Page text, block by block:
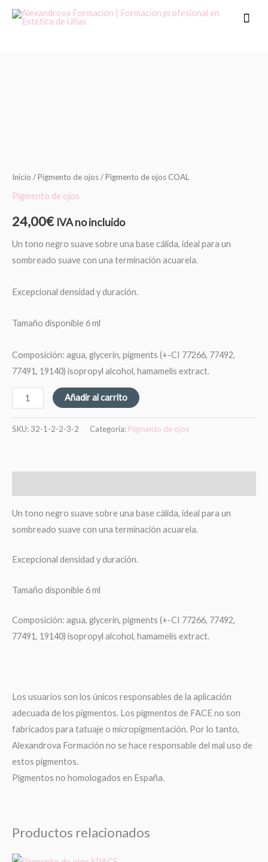
Inicio /Pigmento de ojos/ Pigmento de ojos COAL
Pigmento de ojos
24,00€ IVA no incluido
Un tono negro suave sobre una base cálida, ideal para un
sombreado suave con una terminación acuarela.
Excepcional densidad y duración.
Tamaño disponible 6 ml
Composición: agua, glycerin, pigments (+-CI 77266, 77492,
77491, 19140) isopropyl alcohol, hamamelis extract.
Añadir al carrito
SKU: 32-1-2-2-3-2 Categoría: Pigmento de ojos
Un tono negro suave sobre una base cálida, ideal para un
sombreado suave con una terminación acuarela.
Excepcional densidad y duración.
Tamaño disponible 6 ml
Composición: agua, glycerin, pigments (+-CI 77266, 77492,
77491, 19140) isopropyl alcohol, hamamelis extract.
Los usuarios son los únicos responsables de la aplicación
adecuada de los pigmentos. Los pigmentos de FACE no son
fabricados para tatuaje o micropigmentación. Por lo tanto,
Alexandrova Formación no se hace responsable del mal uso de
estos pigmentos.
Pigmentos no homologados en España.
Productos relacionados